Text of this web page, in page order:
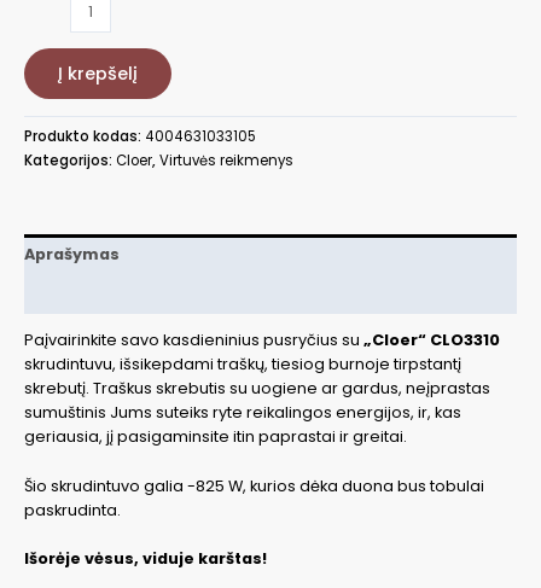
Skrudintuvas,
825W,
juodas
Į krepšelį
Produkto kodas: 4004631033105
Kategorijos: Cloer,Virtuvės reikmenys
Aprašymas
Paįvairinkite savo kasdieninius pusryčius su „Cloer“ CLO3310
skrudintuvu, išsikepdami traškų, tiesiog burnoje tirpstantį
skrebutį. Traškus skrebutis su uogiene ar gardus, neįprastas
sumuštinis Jums suteiks ryte reikalingos energijos, ir, kas
geriausia, jį pasigaminsite itin paprastai ir greitai.
Šio skrudintuvo galia -825 W, kurios dėka duona bus tobulai
paskrudinta.
Išorėje vėsus, viduje karštas!